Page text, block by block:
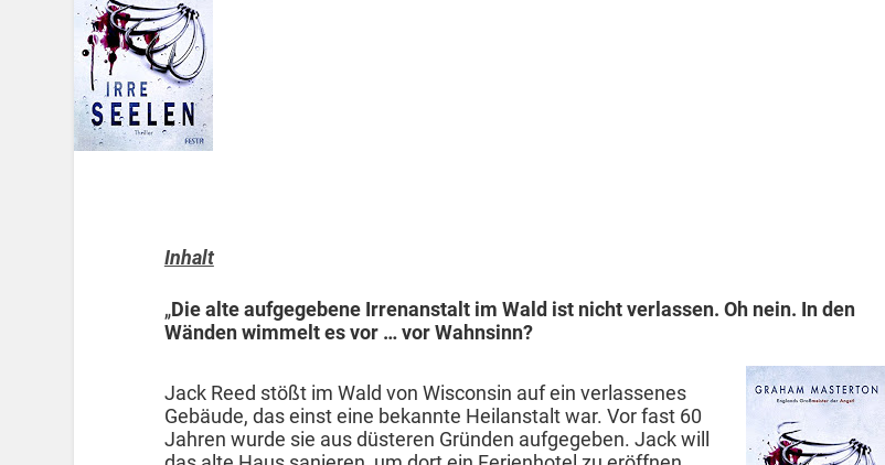
Inhalt
„Die alte aufgegebene Irrenanstalt im Wald ist nicht verlassen. Oh nein. In den
Wänden wimmelt es vor … vor Wahnsinn?
Jack Reed stößt im Wald von Wisconsin auf ein verlassenes
Gebäude, das einst eine bekannte Heilanstalt war. Vor fast 60
Jahren wurde sie aus düsteren Gründen aufgegeben. Jack will